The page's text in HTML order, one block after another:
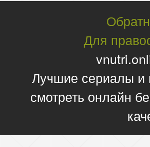
Для
Лучшие сериалы
смотреть онлайн